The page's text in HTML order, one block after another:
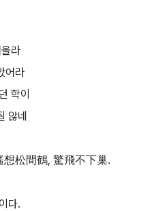
라
어라
학이
않네
松間鶴, 驚飛不下巢.
다.